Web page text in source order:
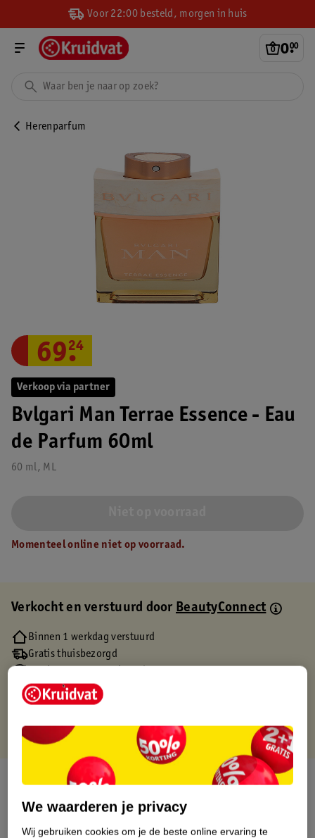
Voor 22:00 besteld, morgen in huis
0.
00
Herenparfum
Verkoop via partner
Bvlgari Man Terrae Essence - Eau
de Parfum 60ml
60 ml, ML
69.
24
Momenteel online niet op voorraad.
Verkocht en verstuurd doorBeautyConnect
Binnen 1 werkdag verstuurd
Gratis thuisbezorgd
Gratis punten met je Kruidvat kaart
Over dit product
Productinformatie
We waarderen je privacy
Wij gebruiken cookies om je de beste online ervaring te